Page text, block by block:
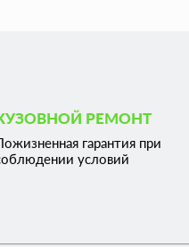
РЕМОНТ
гарантия при
условий